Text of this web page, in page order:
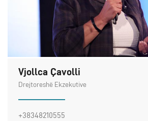
Vjollca Çavolli
Drejtoreshë Ekzekutive
+38348210555